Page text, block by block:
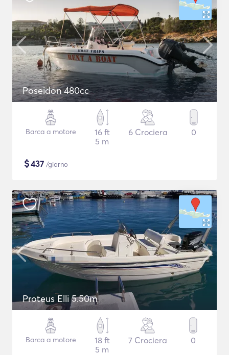
Poseidon 480cc
Barca a motore
16 ft
5 m
6 Crociera 0
$437 /giorno
Proteus Elli 5.50m
Barca a motore
18 ft
5 m
7 Crociera 0